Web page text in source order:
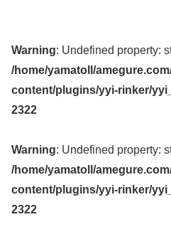
Warning: Undefined property:
/home/yamatoll/
content/plugins/yyi-rinker/
2322
Warning: Undefined property:
/home/yamatoll/
content/plugins/yyi-rinker/
2322